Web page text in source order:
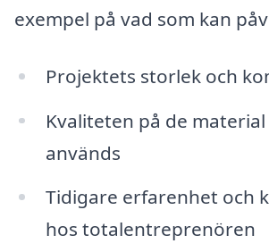
exempel på vad som kan
Projektets storlek och
Kvaliteten på de
används
Tidigare erfarenhet och
hos totalentreprenören